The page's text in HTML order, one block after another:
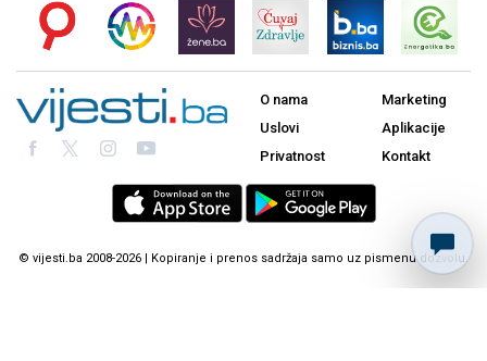
O nama
Uslovi
Privatnost
Marketing
Aplikacije
Kontakt
© vijesti.ba 2008-2026 | Kopiranje i prenos sadržaja samo uz pismenu dozvolu.